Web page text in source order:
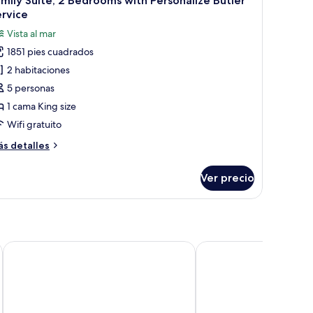
Vista al mar
1851 pies cuadrados
2 habitaciones
5 personas
1 cama King size
Wifi gratuito
detalles
Ver precio
Pullman Maldives Resort VARU by Atmosphere